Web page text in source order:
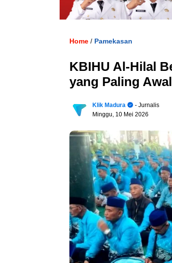
Home / Pamekasan
KBIHU Al-Hilal
yang Paling
Klik Madura
- Jurnalis
Minggu, 10 Mei 2026